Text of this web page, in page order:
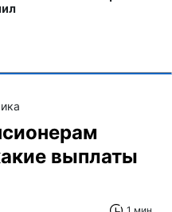
выплаты